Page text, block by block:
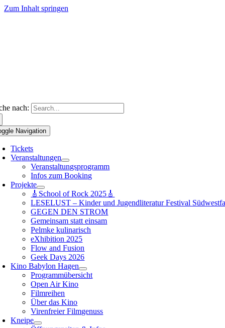
Zum Inhalt springen
nach:
Navigation
Tickets
Veranstaltungen
Veranstaltungsprogramm
Infos zum Booking
Projekte
🎸School of Rock 2025🎸
LESELUST – Kinder und Jugendliteratur Festival
GEGEN DEN STROM
Gemeinsam statt einsam
Pelmke kulinarisch
eXhibition 2025
Flow and Fusion
Geek Days 2026
Kino Babylon Hagen
Programmübersicht
Open Air Kino
Filmreihen
Über das Kino
Virenfreier Filmgenuss
Kneipe